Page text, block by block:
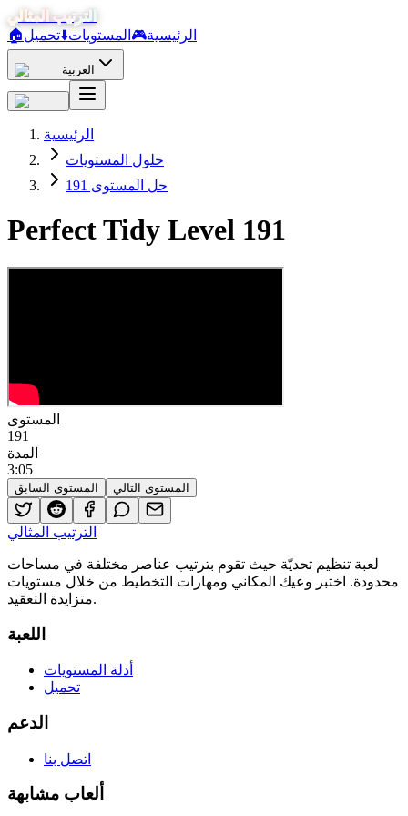
الترتيب المثالي
🏠
الرئيسية🎮 المستويات⬇️تحميل
العربية
الرئيسية
حلول المستويات
حل المستوى 191
Perfect Tidy Level 191
المستوى
191
المدة
3:05
المستوى السابق المستوى التالي
الترتيب المثالي
لعبة تنظيم تحديّة حيث تقوم بترتيب عناصر مختلفة في مساحات
محدودة. اختبر وعيك المكاني ومهارات التخطيط من خلال مستويات
متزايدة التعقيد.
اللعبة
أدلة المستويات
تحميل
الدعم
اتصل بنا
ألعاب مشابهة